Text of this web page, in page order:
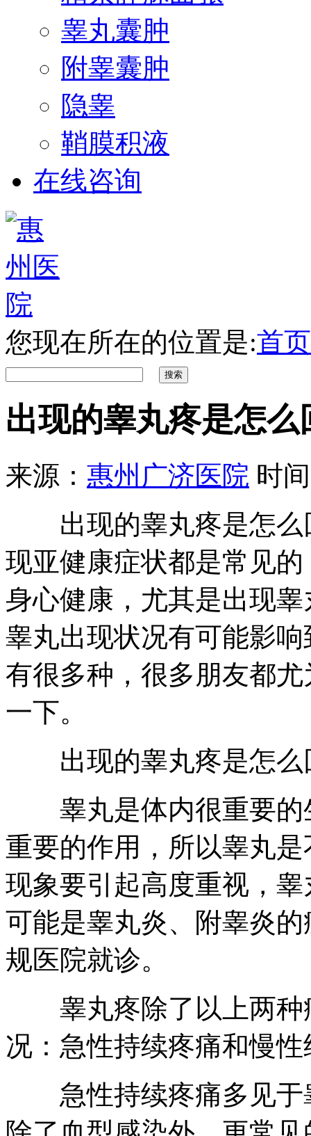
睾丸囊肿
附睾囊肿
隐睾
鞘膜积液
在线咨询
您现在所在的位置是:首页
出现的睾丸疼是怎么
来源： 惠州广济医院 时
出现的睾丸疼是怎么
现亚健康症状都是常见
身心健康，尤其是出现
睾丸出现状况有可能影
有很多种，很多朋友都
一下。
出现的睾丸疼是怎么
睾丸是体内很重要的
重要的作用，所以睾丸
现象要引起高度重视，
可能是睾丸炎、附睾炎
规医院就诊。
睾丸疼除了以上两种
况：急性持续疼痛和慢
急性持续疼痛多见于